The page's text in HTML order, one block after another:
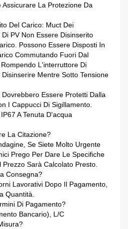
La Protezione Da
Del Carico: Muct Dei
PV Non Essere Disinserito
Possono Essere Disposti In
Commutando Fuori Dal
L'interruttore Di
Mentre Sotto Tensione
Essere Protetti Dalla
I Cappucci Di Sigillamento.
A Tenuta D'acqua
La Citazione?
Se Siete Molto Urgente
Prego Per Dare Le Specifiche
Sarà Calcolato Presto.
Consegna?
Lavorativi Dopo Il Pagamento,
Quantità.
Di Pagamento?
Bancario), L/C